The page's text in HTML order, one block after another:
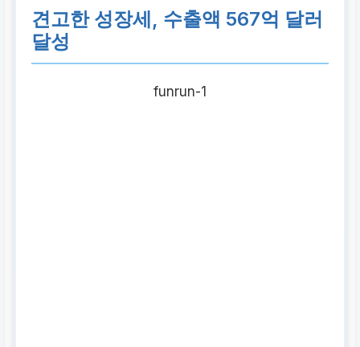
견고한 성장세, 수출액 567억 달러
달성
funrun-1